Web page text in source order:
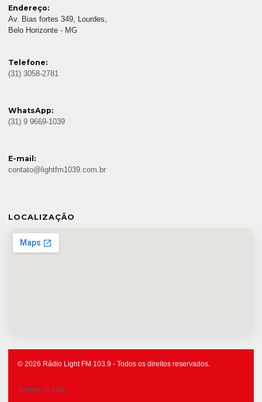
Endereço:
Av. Bias fortes 349, Lourdes,
Belo Horizonte - MG
Telefone:
(31) 3058-2781
WhatsApp:
(31) 9 9669-1039
E-mail:
contato@lightfm1039.com.br
LOCALIZAÇÃO
© 2026 Rádio Light FM 103.9 - Todos os direitos reservados.
Termos de Uso